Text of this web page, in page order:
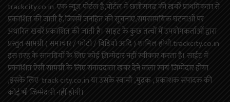
trackcity.co.in एक न्यूज़ पोर्टल है,पोर्टल में छत्तीसगढ़ की खबरें प्राथमिकता से
प्रकाशित की जाती है,जिसमें जनहित की सूचनाएं,समसामयिक घटनाओं पर
अधारित खबरें प्रकाशित की जाती है। साइट के कुछ तत्वों में उपयोगकर्ताओं द्वारा
प्रस्तुत सामग्री ( समाचार / फोटो / विडियो आदि ) शामिल होगी.trackcity.co.in
इस तरह के सामग्रियों के लिए कोई ज़िम्मेदार नहीं स्वीकार करता है। साईट में
प्रकाशित ऐसी सामग्री के लिए संवाददाता खबर देने वाला स्वयं जिम्मेदार होगा
,इसके लिए track city.co.in या उसके स्वामी ,मुद्रक , प्रकाशक संपादक की
कोई भी जिम्मेदारी नहीं होगी।